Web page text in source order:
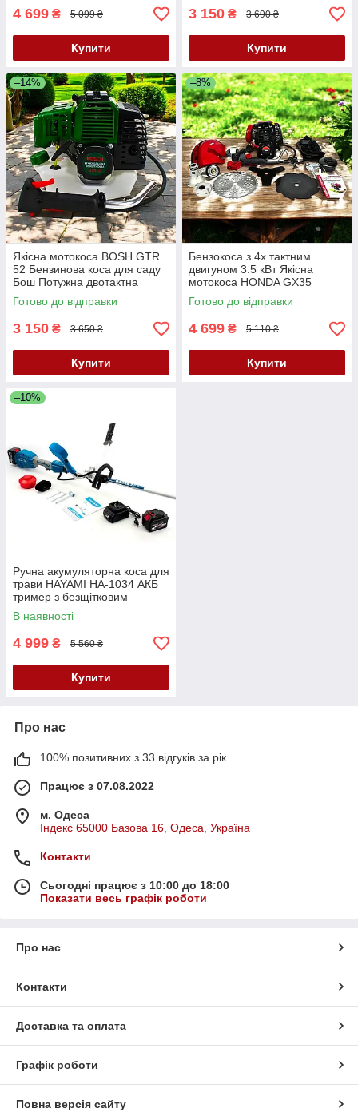
4 699 ₴ 5 099 ₴
Купити
3 150 ₴ 3 690 ₴
Купити
–14%
Якісна мотокоса BOSH GTR
52 Бензинова коса для саду
Бош Потужна двотактна
бензокоса 5.2 кВт, 7.0 л.с
Готово до відправки
3 150 ₴ 3 650 ₴
Купити
–8%
Бензокоса з 4х тактним
двигуном 3.5 кВт Якісна
мотокоса HONDA GX35
Універсальна бензинова
мотокоса Хонда
Готово до відправки
4 699 ₴ 5 110 ₴
Купити
–10%
Ручна акумуляторна коса для
трави HAYAMI HA-1034 АКБ
тример з безщітковим
двигуном Легка косарка 128V
В наявності
4 999 ₴ 5 560 ₴
Купити
Про нас
100% позитивних з 33 відгуків за рік
Працює з 07.08.2022
м. Одеса
Індекс 65000 Базова 16, Одеса, Україна
Контакти
Сьогодні працює з 10:00 до 18:00
Показати весь графік роботи
Про нас
Контакти
Доставка та оплата
Графік роботи
Повна версія сайту